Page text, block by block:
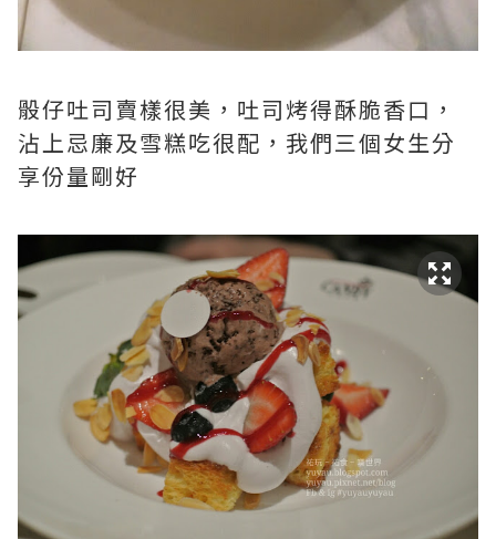
骰仔吐司賣樣很美，吐司烤得酥脆香口，
沾上忌廉及雪糕吃很配，我們三個女生分
享份量剛好